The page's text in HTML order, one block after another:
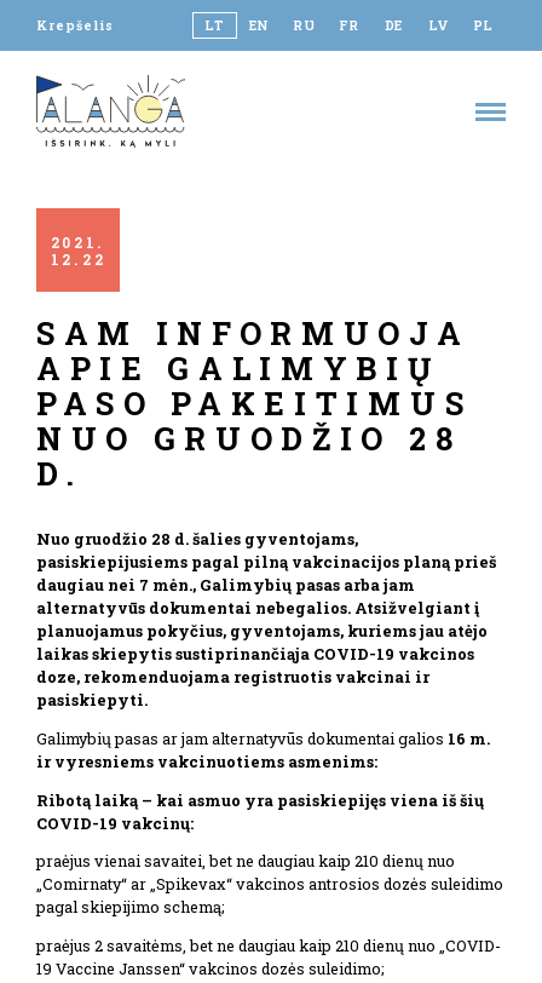
Krepšelis LT EN RU FR DE LV PL
SAM INFORMUOJA
APIE GALIMYBIŲ
PASO PAKEITIMUS
NUO GRUODŽIO 28
D.
2021
12
22
Nuo gruodžio 28 d. šalies gyventojams,
pasiskiepijusiems pagal pilną vakcinacijos planą prieš
daugiau nei 7 mėn., Galimybių pasas arba jam
alternatyvūs dokumentai nebegalios. Atsižvelgiant į
planuojamus pokyčius, gyventojams, kuriems jau atėjo
laikas skiepytis sustiprinančiąja COVID-19 vakcinos
doze, rekomenduojama registruotis vakcinai ir
pasiskiepyti.
Galimybių pasas ar jam alternatyvūs dokumentai galios 16 m.
ir vyresniems vakcinuotiems asmenims:
Ribotą laiką – kai asmuo yra pasiskiepijęs viena iš šių
COVID-19 vakcinų:
praėjus vienai savaitei, bet ne daugiau kaip 210 dienų nuo
„Comirnaty“ ar „Spikevax“ vakcinos antrosios dozės suleidimo
pagal skiepijimo schemą;
praėjus 2 savaitėms, bet ne daugiau kaip 210 dienų nuo „COVID-
19 Vaccine Janssen“ vakcinos dozės suleidimo;